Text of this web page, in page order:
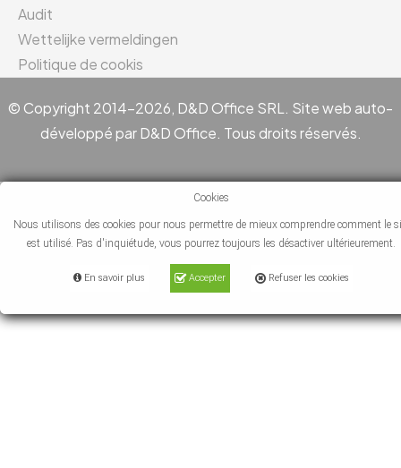
Audit
Wettelijke vermeldingen
Politique de cookis
© Copyright 2014-2026, D&D Office SRL. Site web auto-
développé par D&D Office. Tous droits réservés.
Cookies
Nous utilisons des cookies pour nous permettre de mieux comprendre comment le
est utilisé. Pas d'inquiétude, vous pourrez toujours les désactiver ultérieurement.
En savoir plus Accepter Refuser les cookies